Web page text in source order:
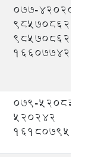
077-420208,
9857086209
079-
520242